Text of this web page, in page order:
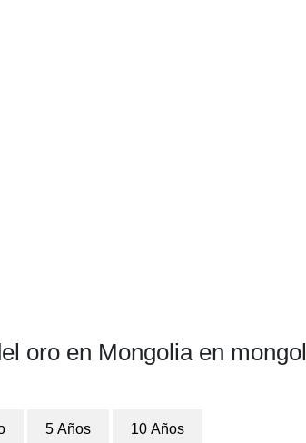
oro en Mongolia en mongol
5 Años 10 Años